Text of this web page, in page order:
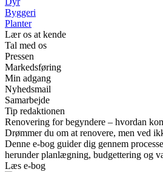
Byggeri
Planter
Lær os at kende
Tal med os
Pressen
Markedsføring
Min adgang
Nyhedsmail
Samarbejde
Tip redaktionen
Renovering for begyndere – hvordan
Drømmer du om at renovere, men ved
Denne e-bog guider dig gennem
herunder planlægning, budgettering og
Læs e-bog